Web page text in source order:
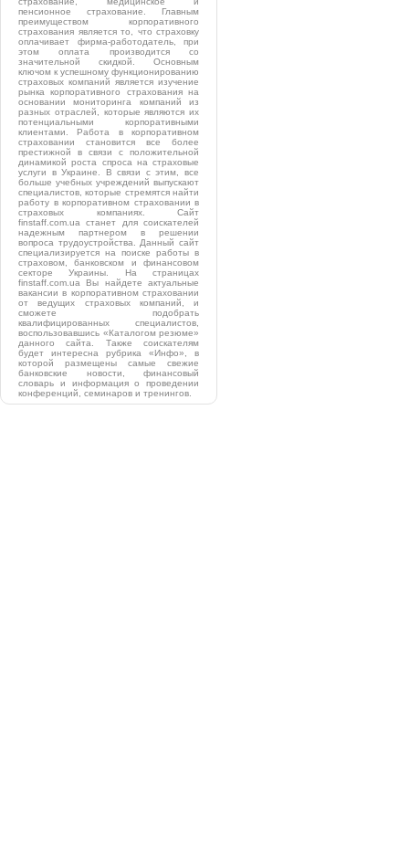
пенсионное страхование. Главным
преимуществом корпоративного
страхования является то, что страховку
оплачивает фирма-работодатель, при
этом оплата производится со
значительной скидкой. Основным
ключом к успешному функционированию
страховых компаний является изучение
рынка корпоративного страхования на
основании мониторинга компаний из
разных отраслей, которые являются их
потенциальными корпоративными
клиентами. Работа в корпоративном
страховании становится все более
престижной в связи с положительной
динамикой роста спроса на страховые
услуги в Украине. В связи с этим, все
больше учебных учреждений выпускают
специалистов, которые стремятся найти
работу в корпоративном страховании в
страховых компаниях. Сайт
finstaff.com.ua станет для соискателей
надежным партнером в решении
вопроса трудоустройства. Данный сайт
специализируется на поиске работы в
страховом, банковском и финансовом
секторе Украины. На страницах
finstaff.com.ua Вы найдете актуальные
вакансии в корпоративном страховании
от ведущих страховых компаний, и
сможете подобрать
квалифицированных специалистов,
воспользовавшись «Каталогом резюме»
данного сайта. Также соискателям
будет интересна рубрика «Инфо», в
которой размещены самые свежие
банковские новости, финансовый
словарь и информация о проведении
конференций, семинаров и тренингов.